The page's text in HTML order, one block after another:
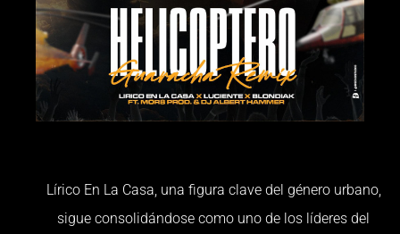
Lírico En La Casa, una figura clave del género urbano,
sigue consolidándose como uno de los líderes del